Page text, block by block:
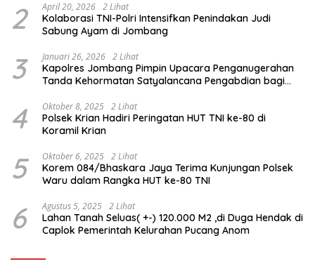
2 April 20, 2026 2 Lihat
Kolaborasi TNI-Polri Intensifkan Penindakan Judi
Sabung Ayam di Jombang
3 Januari 26, 2026 2 Lihat
Kapolres Jombang Pimpin Upacara Penganugerahan
Tanda Kehormatan Satyalancana Pengabdian bagi
4 Oktober 8, 2025 2 Lihat
Polsek Krian Hadiri Peringatan HUT TNI ke-80 di
Koramil Krian
5 Oktober 6, 2025 2 Lihat
Korem 084/Bhaskara Jaya Terima Kunjungan Polsek
6 Agustus 5, 2025 2 Lihat
Lahan Tanah Seluas( +-) 120.000 M2 ,di Duga Hendak di
Caplok Pemerintah Kelurahan Pucang Anom